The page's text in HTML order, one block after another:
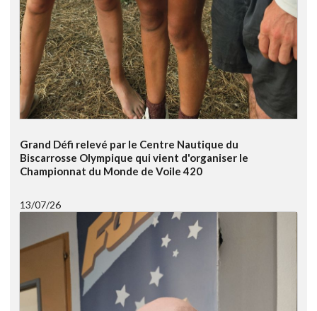
Grand Défi relevé par le Centre Nautique du
Biscarrosse Olympique qui vient d'organiser le
Championnat du Monde de Voile 420
13/07/26